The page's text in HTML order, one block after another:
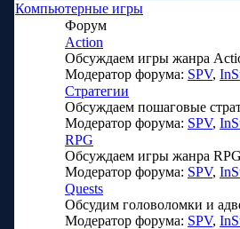
Компьютерные игры
Форум
Action
Обсуждаем игры жанра
Модератор форума: SPV,
Стратегии
Обсуждаем пошаговые
Модератор форума: SPV,
RPG
Обсуждаем игры жанра
Модератор форума: SPV,
Quests
Обсудим головоломки и
Модератор форума: SPV,